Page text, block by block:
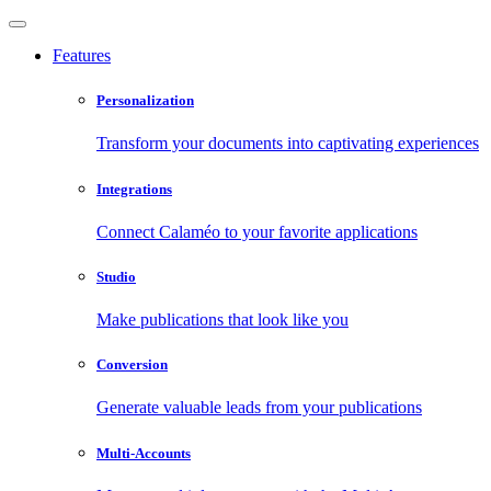
Features
Personalization
Transform your documents into captivating experiences
Integrations
Connect Calaméo to your favorite applications
Studio
Make publications that look like you
Conversion
Generate valuable leads from your publications
Multi-Accounts